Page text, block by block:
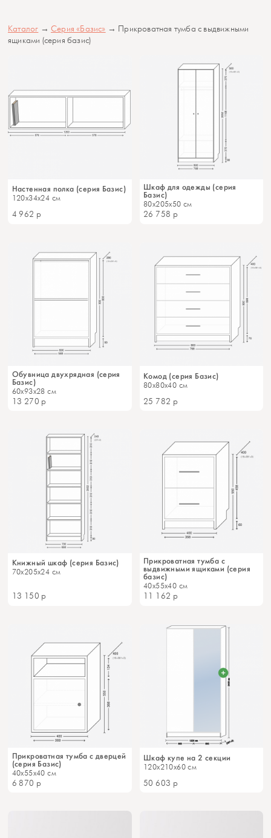
Каталог →Серия «Базис» → Прикроватная тумба с выдвижными
ящиками (серия базис)
Настенная полка (серия Базис)
120x34x24 см
4 962 р
Шкаф для одежды (серия
Базис)
80x205x50 см
26 758 р
Обувница двухрядная (серия
Базис)
60x93x28 см
13 270 р
Комод (серия Базис)
80x80x40 см
25 782 р
Книжный шкаф (серия Базис)
70x205x24 см
13 150 р
Прикроватная тумба с
выдвижными ящиками (серия
базис)
40x55x40 см
11 162 р
Прикроватная тумба с дверцей
(серия Базис)
40x55x40 см
6 870 р
Шкаф купе на 2 секции
120x210x60 см
50 603 р